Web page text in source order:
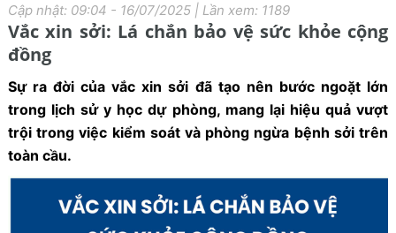
Cập nhật: 09:04 - 16/07/2025 | Lần xem: 1189
Vắc xin sởi: Lá chắn bảo vệ sức khỏe cộng
đồng
Sự ra đời của vắc xin sởi đã tạo nên bước ngoặt lớn
trong lịch sử y học dự phòng, mang lại hiệu quả vượt
trội trong việc kiểm soát và phòng ngừa bệnh sởi trên
toàn cầu.